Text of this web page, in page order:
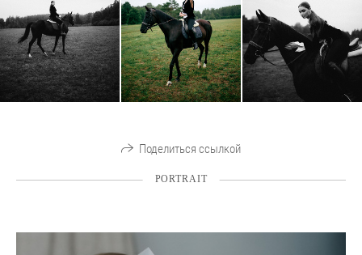
Поделиться ссылкой
PORTRAIT